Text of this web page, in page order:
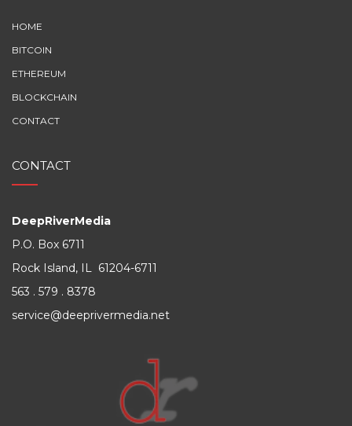
HOME
BITCOIN
ETHEREUM
BLOCKCHAIN
CONTACT
CONTACT
DeepRiverMedia
P.O. Box 6711
Rock Island, IL 61204-6711
563 . 579 . 8378
service@deeprivermedia.net